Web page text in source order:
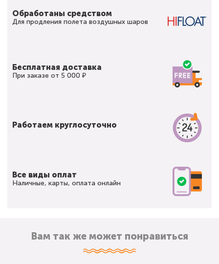
Обработаны средством
Для продления полета воздушных шаров
Бесплатная доставка
При заказе от 5 000 ₽
Работаем круглосуточно
Все виды оплат
Наличные, карты, оплата онлайн
Вам так же может понравиться